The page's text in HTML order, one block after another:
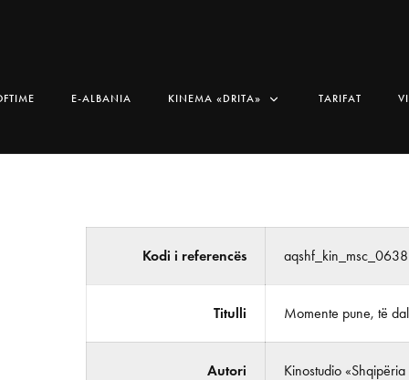
E-ALBANIA KINEMA «DRITA» TARIFAT
Kodi i referencës aqshf_kin_msc_0638
Titulli Momente pune, të
Autori Kinostudio «Shqipëria